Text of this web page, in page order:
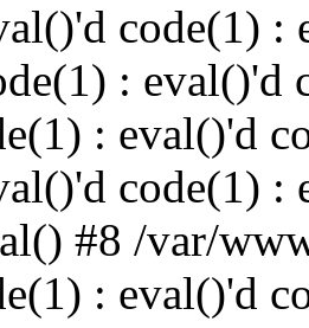
code(1) :
: eval()'d
: eval()'d
code(1) :
#8 /var/
: eval()'d